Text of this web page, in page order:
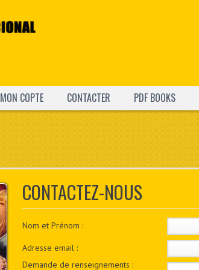
MON COPTE CONTACTER PDF BOOKS
CONTACTEZ-NOUS
Nom et Prénom :
Adresse email :
Demande de renseignements :